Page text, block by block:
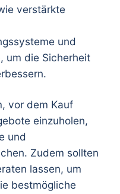
verstärkte
und
um die Sicherheit
vor dem Kauf
einzuholen,
und
Zudem sollten
lassen, um
bestmögliche